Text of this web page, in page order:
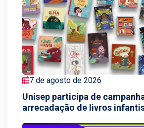
7 de agosto de 2026
Unisep participa de
arrecadação de livros